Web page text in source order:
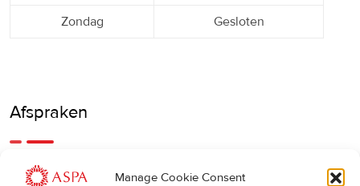
Manage Cookie Consent
Zondag Gesloten
Afspraken
Een eerdere of latere afspraak is ook mogelijk, bel ons